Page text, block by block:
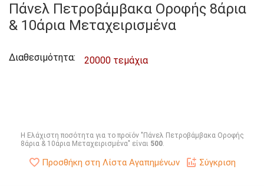
Πάνελ Πετροβάμβακα Οροφής 8άρια
& 10άρια Μεταχειρισμένα
Διαθεσιμότητα: 20000 τεμάχια
Η Ελάχιστη ποσότητα για το προϊόν "Πάνελ Πετροβάμβακα Οροφής
8άρια & 10άρια Μεταχειρισμένα" είναι 500.
Προσθήκη στη Λίστα Αγαπημένων Σύγκριση